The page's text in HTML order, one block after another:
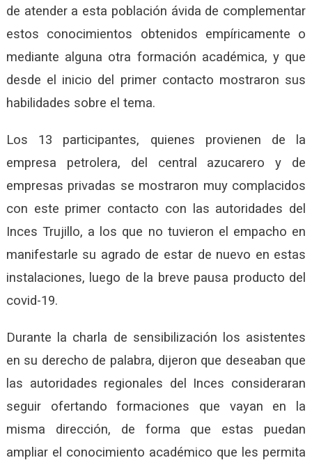
de atender a esta población ávida de complementar
estos conocimientos obtenidos empíricamente o
mediante alguna otra formación académica, y que
desde el inicio del primer contacto mostraron sus
habilidades sobre el tema.
Los 13 participantes, quienes provienen de la
empresa petrolera, del central azucarero y de
empresas privadas se mostraron muy complacidos
con este primer contacto con las autoridades del
Inces Trujillo, a los que no tuvieron el empacho en
manifestarle su agrado de estar de nuevo en estas
instalaciones, luego de la breve pausa producto del
covid-19.
Durante la charla de sensibilización los asistentes
en su derecho de palabra, dijeron que deseaban que
las autoridades regionales del Inces consideraran
seguir ofertando formaciones que vayan en la
misma dirección, de forma que estas puedan
ampliar el conocimiento académico que les permita